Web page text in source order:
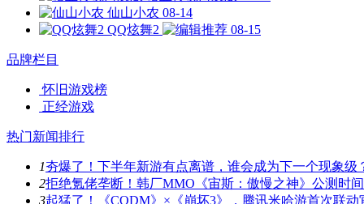
仙山小农 08-14
QQ炫舞2
08-15
品牌栏目
怀旧游戏榜
正经游戏
热门新闻排行
1夯爆了！下半年新游有点离谱，谁会成为下一个现象级
2拒绝氪佬垄断！韩厂MMO《宙斯：傲慢之神》公测时间
3起猛了！《CODM》×《崩坏3》，腾讯米哈游首次联动